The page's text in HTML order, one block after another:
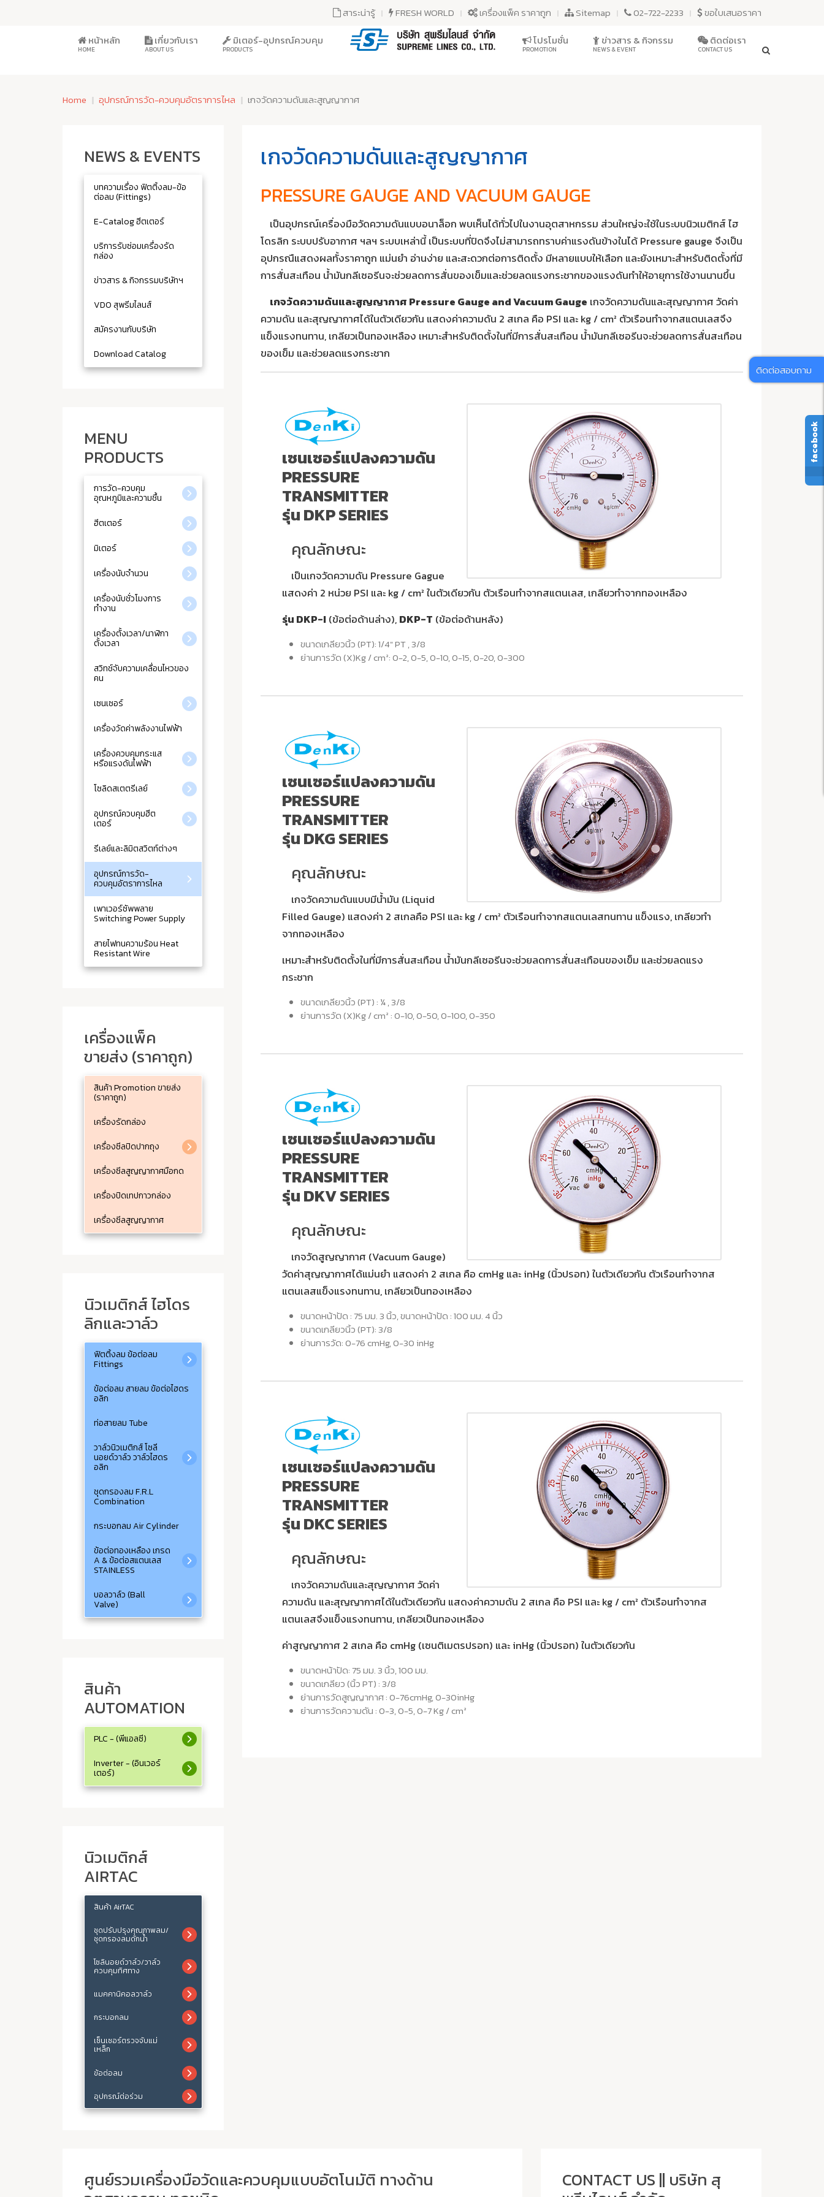
สาระน่ารู้ FRESH WORLD เครื่องแพ็ค ราคาถูก Sitemap 02-722-2233
ขอใบเสนอราคา
หน้าหลัก
HOME
เกี่ยวกับเรา
ABOUT US
มิเตอร์-อุปกรณ์ควบคุม
PRODUCTS
โปรโมชั่น
PROMOTION
ข่าวสาร & กิจกรรม
NEWS & EVENT
ติดต่อเรา
CONTACT US
Home อุปกรณ์การวัด-ควบคุมอัตราการไหล เกจวัดความดันและสูญญากาศ
เกจวัดความดันและสูญญากาศ
PRESSURE GAUGE AND VACUUM GAUGE
เป็นอุปกรณ์เครื่องมือวัดความดันแบบอนาล็อก พบเห็นได้ทั่วไปในงานอุตสาหกรรม ส่วนใหญ่จะใช้ในระบบนิวเมติกส์ ไฮ
โดรลิก ระบบปรับอากาศ ฯลฯ ระบบเหล่านี้ เป็นระบบที่ปิดจึงไม่สามารถทราบค่าแรงดันข้างในได้ Pressure gauge จึงเป็น
อุปกรณืแสดงผลทั้งราคาถูก แม่นยำ อ่านง่าย และสะดวกต่อการติดตั้ง มีหลายแบบให้เลือก และยังเหมาะสำหรับติดตั้งที่มี
การสั่นสะเทือน น้ำมันกลีเซอรีนจะช่วยลดการสั่นของเข็มและช่วยลดแรงกระชากของแรงดันทำให้อายุการใช้งานนานขึ้น
เกจวัดความดันและสูญญากาศ Pressure Gauge and Vacuum Gauge เกจวัดความดันและสุญญากาศ วัดค่า
ความดัน และสุญญากาศได้ในตัวเดียวกัน แสดงค่าความดัน 2 สเกล คือ PSI และ kg / cm² ตัวเรือนทำจากสแตนเลสจึง
แข็งแรงทนทาน, เกลียวเป็นทองเหลือง เหมาะสำหรับติดตั้งในที่มีการสั่นสะเทือน น้ำมันกลีเซอรีนจะช่วยลดการสั่นสะเทือน
ของเข็ม และช่วยลดแรงกระชาก
เซนเซอร์แปลงความดัน
PRESSURE
TRANSMITTER
รุ่น DKP SERIES
คุณลักษณะ
เป็นเกจวัดความดัน Pressure Gague
แสดงค่า 2 หน่วย PSI และ kg / cm² ในตัวเดียวกัน ตัวเรือนทำจากสแตนเลส, เกลียวทำจากทองเหลือง
รุ่น DKP-I(ข้อต่อด้านล่าง), DKP-T (ข้อต่อด้านหลัง)
ขนาดเกลียวนิ้ว (PT): 1/4" PT , 3/8
ย่านการวัด (X)Kg / cm²: 0-2, 0-5, 0-10, 0-15, 0-20, 0-300
เซนเซอร์แปลงความดัน
PRESSURE
TRANSMITTER
รุ่น DKG SERIES
คุณลักษณะ
เกจวัดความดันแบบมีน้ำมัน (Liquid
Filled Gauge) แสดงค่า 2 สเกลคือ PSI และ kg / cm² ตัวเรือนทำจากสแตนเลสทนทาน แข็งแรง, เกลียวทำ
จากทองเหลือง
เหมาะสำหรับติดตั้งในที่มีการสั่นสะเทือน น้ำมันกลีเซอรีนจะช่วยลดการสั่นสะเทือนของเข็ม และช่วยลดแรง
กระชาก
ขนาดเกลียวนิ้ว (PT) : ¼ , 3/8
ย่านการวัด (X)Kg / cm² : 0-10, 0-50, 0-100, 0-350
เซนเซอร์แปลงความดัน
PRESSURE
TRANSMITTER
รุ่น DKV SERIES
คุณลักษณะ
เกจวัดสูญญากาศ (Vacuum Gauge)
วัดค่าสุญญากาศได้แม่นยำ แสดงค่า 2 สเกล คือ cmHg และ inHg (นิ้วปรอท) ในตัวเดียวกัน ตัวเรือนทำจากส
แตนเลสแข็งแรงทนทาน, เกลียวเป็นทองเหลือง
ขนาดหน้าปัด : 75 มม. 3 นิ้ว, ขนาดหน้าปัด : 100 มม. 4 นิ้ว
ขนาดเกลียวนิ้ว (PT): 3/8
ย่านการวัด: 0-76 cmHg, 0-30 inHg
เซนเซอร์แปลงความดัน
PRESSURE
TRANSMITTER
รุ่น DKC SERIES
คุณลักษณะ
เกจวัดความดันและสุญญากาศ วัดค่า
ความดัน และสุญญากาศได้ในตัวเดียวกัน แสดงค่าความดัน 2 สเกล คือ PSI และ kg / cm² ตัวเรือนทำจากส
แตนเลสจึงแข็งแรงทนทาน, เกลียวเป็นทองเหลือง
ค่าสูญญากาศ 2 สเกล คือ cmHg (เซนติเมตรปรอท) และ inHg (นิ้วปรอท) ในตัวเดียวกัน
ขนาดหน้าปัด: 75 มม. 3 นิ้ว, 100 มม.
ขนาดเกลียว (นิ้ว PT) : 3/8
ย่านการวัดสูญญากาศ : 0-76cmHg, 0-30inHg
ย่านการวัดความดัน : 0-3, 0-5, 0-7 Kg / cm²
NEWS & EVENTS
บทความเรื่อง ฟิตติ้งลม-ข้อ
ต่อลม (Fittings)
E-Catalog ฮีตเตอร์
บริการรับซ่อมเครื่องรัด
กล่อง
ข่าวสาร & กิจกรรมบริษัทฯ
VDO สุพรีมไลนส์
สมัครงานกับบริษัท
Download Catalog
MENU
PRODUCTS
การวัด-ควบคุม
อุณหภูมิและความชื้น
ฮีตเตอร์
มิเตอร์
เครื่องนับจำนวน
เครื่องนับชั่วโมงการ
ทำงาน
เครื่องตั้งเวลา/นาฬิกา
ตั้งเวลา
สวิทช์จับความเคลื่อนไหวของ
คน
เซนเซอร์
เครื่องวัดค่าพลังงานไฟฟ้า
เครื่องควบคุมกระแส
หรือแรงดันไฟฟ้า
โซลิดสเตตรีเลย์
อุปกรณ์ควบคุมฮีต
เตอร์
รีเลย์และลิมิตสวิตท์ต่างๆ
อุปกรณ์การวัด-
ควบคุมอัตราการไหล
เพาเวอร์ซัพพลาย
Switching Power Supply
สายไฟทนความร้อน Heat
Resistant Wire
เครื่องแพ็ค
ขายส่ง (ราคาถูก)
สินค้า Promotion ขายส่ง
(ราคาถูก)
เครื่องรัดกล่อง
เครื่องซีลปิดปากถุง
เครื่องซีลสูญญากาศมือกด
เครื่องปิดเทปกาวกล่อง
เครื่องซีลสูญญากาศ
นิวเมติกส์ ไฮโดร
ลิกและวาล์ว
ฟิตติ้งลม ข้อต่อลม
Fittings
ข้อต่อลม สายลม ข้อต่อไฮดร
อลิก
ท่อสายลม Tube
วาล์วนิวเมติกส์ โซลี
นอยด์วาล์ว วาล์วไฮดร
อลิก
ชุดกรองลม F.R.L
Combination
กระบอกลม Air Cylinder
ข้อต่อทองเหลือง เกรด
A & ข้อต่อสแตนเลส
STAINLESS
บอลวาล์ว (Ball
Valve)
สินค้า
AUTOMATION
PLC - (พีแอลซี)
Inverter - (อินเวอร์
เตอร์)
นิวเมติกส์
AIRTAC
สินค้า AirTAC
ชุดปรับปรุงคุณภาพลม/
ชุดกรองลมดักน้ำ
โซลินอยด์วาล์ว/วาล์ว
ควบคุมทิศทาง
แมคคานิคอลวาล์ว
กระบอกลม
เซ็นเซอร์ตรวจจับแม่
เหล็ก
ข้อต่อลม
อุปกรณ์ต่อร่วม
ศูนย์รวมเครื่องมือวัดและควบคุมแบบอัตโนมัติ ทางด้าน CONTACT US || บริษัท สุ
facebook
ติดต่อสอบถาม